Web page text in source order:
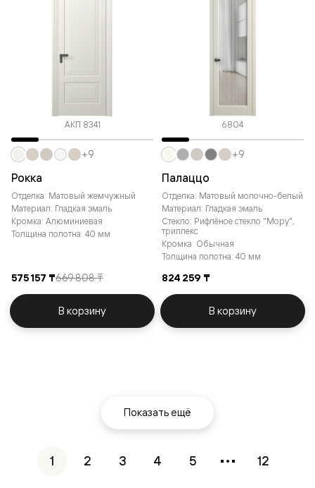
АКП 8341
Рокка
Отделка: Матовый жемчужный
Материал: Гладкая эмаль
Кромка: Алюминиевая
Толщина полотна: 40 мм
575 157 ₸669 808 ₸
+9
В корзину
6804
Палаццо
Отделка: Матовый молочно-белый
Материал: Гладкая эмаль
Стекло: Рифлёное стекло "Мору",
триплекс
Кромка: Обычная
Толщина полотна: 40 мм
824 259 ₸
+9
В корзину
Показать ещё
1 2 3 4 5 12